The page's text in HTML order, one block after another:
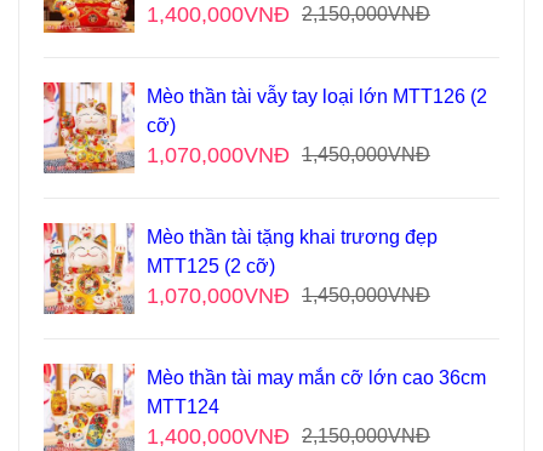
2,150,000VNĐ
1,400,000VNĐ
Mèo thần tài vẫy tay loại lớn MTT126 (2
cỡ)
1,450,000VNĐ
1,070,000VNĐ
Mèo thần tài tặng khai trương đẹp
MTT125 (2 cỡ)
1,450,000VNĐ
1,070,000VNĐ
Mèo thần tài may mắn cỡ lớn cao 36cm
MTT124
2,150,000VNĐ
1,400,000VNĐ